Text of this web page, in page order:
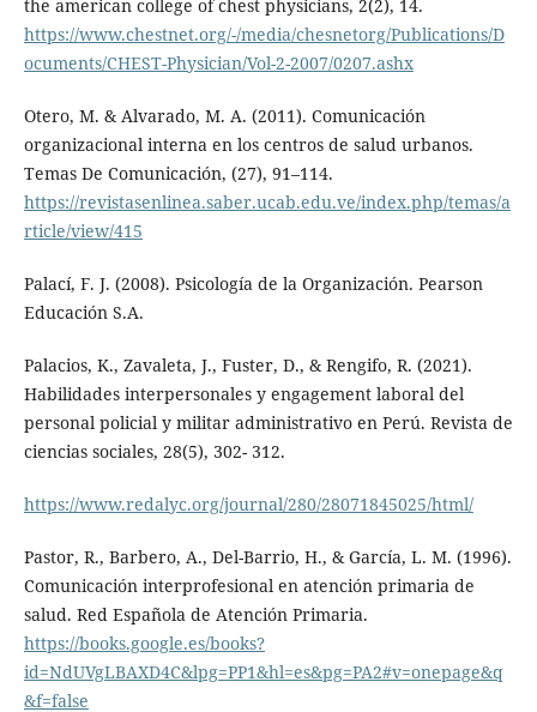
the american college of chest physicians, 2(2), 14.
https://www.chestnet.org/-/media/chesnetorg/Publications/D
ocuments/CHEST-Physician/Vol-2-2007/0207.ashx
Otero, M. & Alvarado, M. A. (2011). Comunicación
organizacional interna en los centros de salud urbanos.
Temas De Comunicación, (27), 91–114.
https://revistasenlinea.saber.ucab.edu.ve/index.php/temas/a
rticle/view/415
Palací, F. J. (2008). Psicología de la Organización. Pearson
Educación S.A.
Palacios, K., Zavaleta, J., Fuster, D., & Rengifo, R. (2021).
Habilidades interpersonales y engagement laboral del
personal policial y militar administrativo en Perú. Revista de
ciencias sociales, 28(5), 302- 312.
https://www.redalyc.org/journal/280/28071845025/html/
Pastor, R., Barbero, A., Del-Barrio, H., & García, L. M. (1996).
Comunicación interprofesional en atención primaria de
salud. Red Española de Atención Primaria.
https://books.google.es/books?
id=NdUVgLBAXD4C&lpg=PP1&hl=es&pg=PA2#v=onepage&q
&f=false